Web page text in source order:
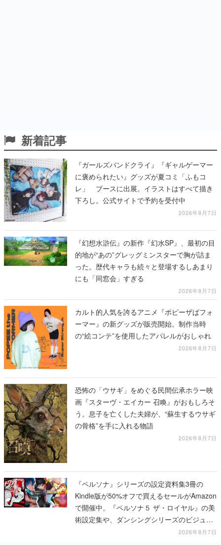
新着記事
『ガールズバンドクライ』『ギャルゲーマー
に褒められたい』グッズが夏コミ「ふもコ
レ」 ブースに出展。イラストはすべて描き
下ろし。公式サイトで予約を受付中
2026年8月7日
『幻想水滸伝』の新作『幻水SP』、最初の目
的地が“あの”グレッグミンスターで胸が詰ま
った。歴代キャラも続々と登場するしあまり
にも「同窓会」すぎる
2026年8月7日
カルト的人気を誇るアニメ『ポピーザぱフォ
ーマー』の新グッズが販売開始。制作当時
の“絵コンテ”を使用したアパレルがおしゃれ
2026年8月7日
恐怖の「ウサギ」をめぐる民間伝承ホラー映
画『スターヴ・エイカー 召喚』がおもしろそ
う。息子を亡くした夫婦が、“蘇生するウサギ
の骨格”を手に入れる物語
2026年8月7日
『ペルソナ』シリーズの設定資料集3冊の
Kindle版が50%オフで買えるセールがAmazon
で開催中。『ペルソナ５ ザ・ロイヤル』の美
術設定集や、ダンシングシリーズのビジュア
2026年8月7日